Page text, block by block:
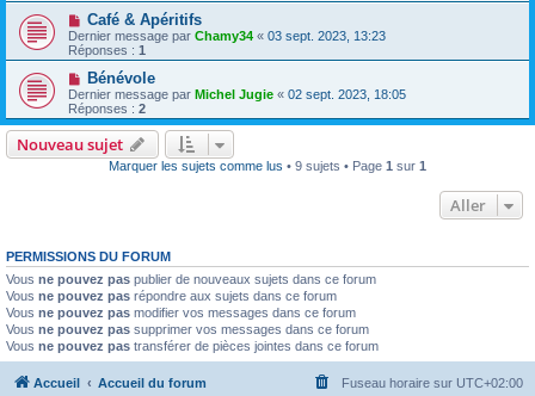
Café & Apéritifs
Dernier message par Chamy34 « 03 sept. 2023, 13:23
Réponses : 1
Bénévole
Dernier message par Michel Jugie « 02 sept. 2023, 18:05
Réponses : 2
Nouveau sujet
Marquer les sujets comme lus • 9 sujets • Page 1 sur 1
Aller
PERMISSIONS DU FORUM
Vous ne pouvez pas publier de nouveaux sujets dans ce forum
Vous ne pouvez pas répondre aux sujets dans ce forum
Vous ne pouvez pas modifier vos messages dans ce forum
Vous ne pouvez pas supprimer vos messages dans ce forum
Vous ne pouvez pas transférer de pièces jointes dans ce forum
Accueil Accueil du forum Fuseau horaire sur UTC+02:00